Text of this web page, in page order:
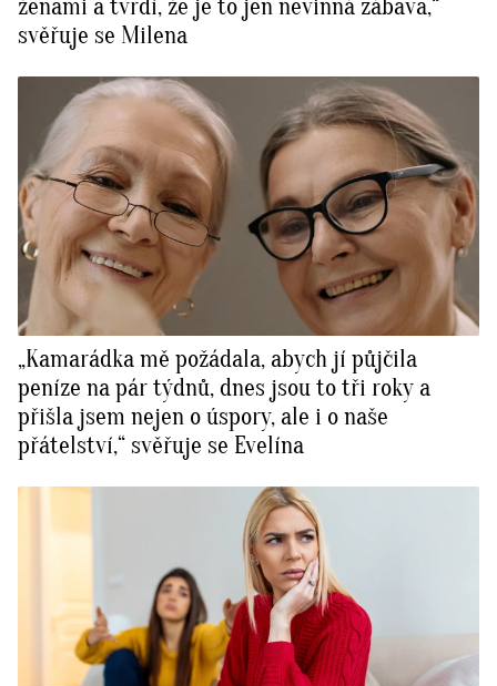
ženami a tvrdí, že je to jen nevinná zábava,“
svěřuje se Milena
„Kamarádka mě požádala, abych jí půjčila
peníze na pár týdnů, dnes jsou to tři roky a
přišla jsem nejen o úspory, ale i o naše
přátelství,“ svěřuje se Evelína